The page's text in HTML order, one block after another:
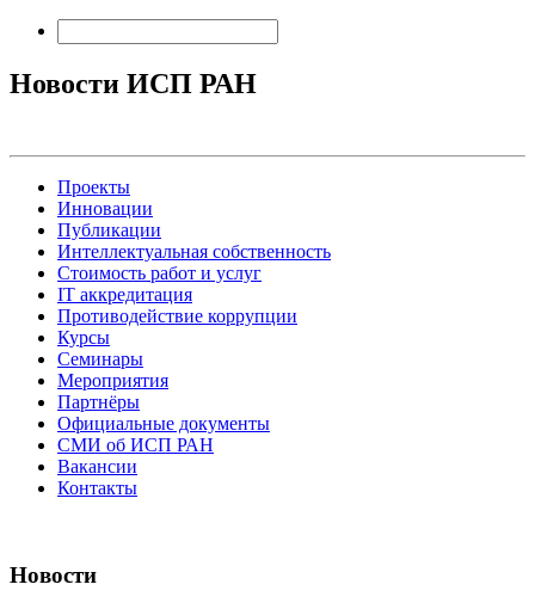
Новости ИСП РАН
Проекты
Инновации
Публикации
Интеллектуальная собственность
Стоимость работ и услуг
IT аккредитация
Противодействие коррупции
Курсы
Семинары
Мероприятия
Партнёры
Официальные документы
СМИ об ИСП РАН
Вакансии
Контакты
Новости